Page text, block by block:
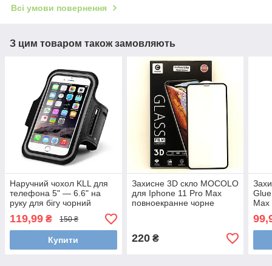
Всі умови повернення
З цим товаром також замовляють
Наручний чохол KLL для
телефона 5" — 6.6" на
руку для бігу чорний
119,99 ₴ 150 ₴
Купити
Захисне 3D скло MOCOLO
для Iphone 11 Pro Max
повноекранне чорне
220₴
Max